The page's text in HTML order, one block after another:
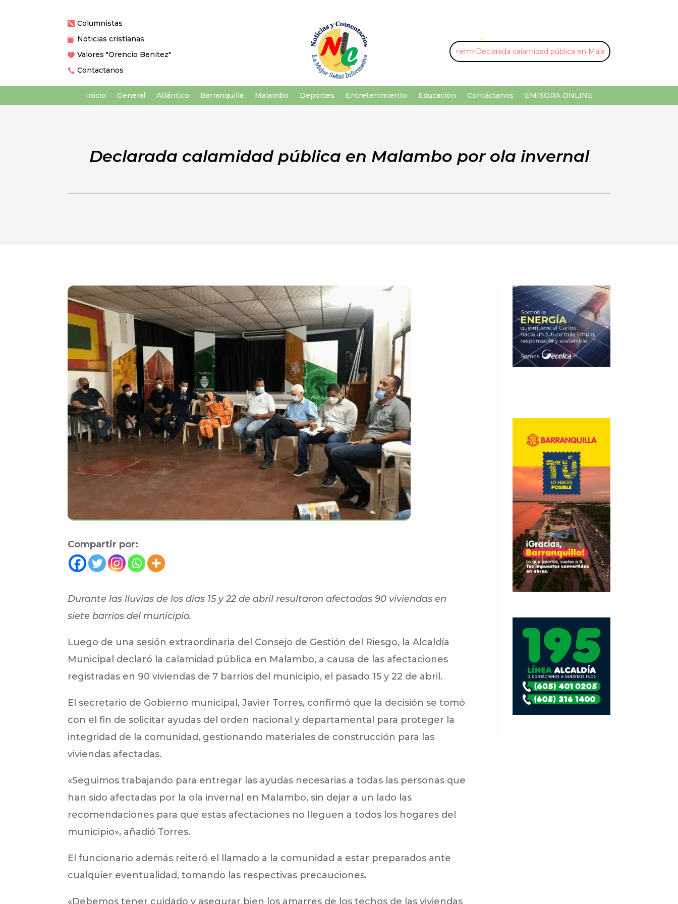
 Columnistas
 Noticias cristianas
 Valores "Orencio Benitez"
 Contactanos
U ¡Buscar por palabra clave!
Inicio General Atlántico Barranquilla Malambo Deportes Entretenimiento Educación Contáctanos EMISORA ONLINE
Declarada calamidad pública en Malambo por ola invernal
Compartir por:
Durante las lluvias de los días 15 y 22 de abril resultaron afectadas 90 viviendas en
siete barrios del municipio.
Luego de una sesión extraordinaria del Consejo de Gestión del Riesgo, la Alcaldía
Municipal declaró la calamidad pública en Malambo, a causa de las afectaciones
registradas en 90 viviendas de 7 barrios del municipio, el pasado 15 y 22 de abril.
El secretario de Gobierno municipal, Javier Torres, confirmó que la decisión se tomó
con el fin de solicitar ayudas del orden nacional y departamental para proteger la
integridad de la comunidad, gestionando materiales de construcción para las
viviendas afectadas.
«Seguimos trabajando para entregar las ayudas necesarias a todas las personas que
han sido afectadas por la ola invernal en Malambo, sin dejar a un lado las
recomendaciones para que estas afectaciones no lleguen a todos los hogares del
municipio», añadió Torres.
El funcionario además reiteró el llamado a la comunidad a estar preparados ante
cualquier eventualidad, tomando las respectivas precauciones.
«Debemos tener cuidado y asegurar bien los amarres de los techos de las viviendas